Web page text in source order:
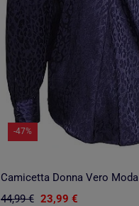
-47%
Camicetta Donna Vero Moda
44,99 € 23,99 €